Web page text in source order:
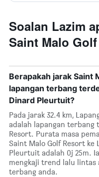
Soalan Lazim
Saint Malo
Berapakah jarak Saint
lapangan terbang
Dinard Pleurtuit?
Pada jarak 32.4 km,
adalah lapangan terbang
Resort. Purata masa
Saint Malo Golf Resort ke
Pleurtuit adalah 0j 25m.
mengkaji trend lalu lintas
terbang anda.